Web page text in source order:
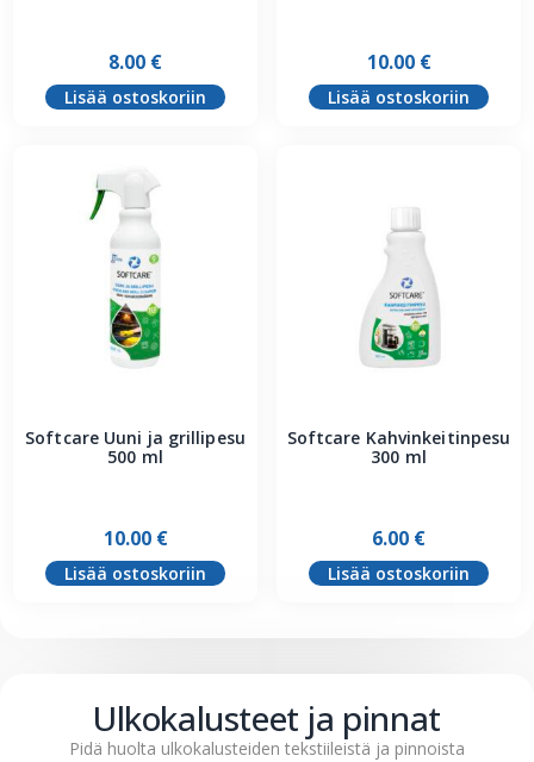
8.00 €
Lisää ostoskoriin
10.00 €
Lisää ostoskoriin
Softcare Uuni ja grillipesu
500 ml
10.00 €
Lisää ostoskoriin
Softcare Kahvinkeitinpesu
300 ml
6.00 €
Lisää ostoskoriin
Ulkokalusteet ja pinnat
Pidä huolta ulkokalusteiden tekstiileistä ja pinnoista